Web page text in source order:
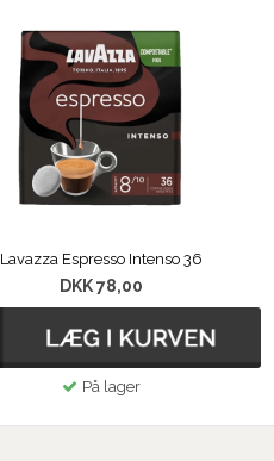
Lavazza Espresso Intenso 36
DKK 78,00
På lager